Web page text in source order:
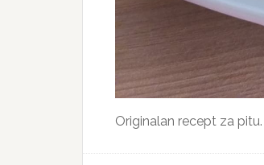
Originalan recept za